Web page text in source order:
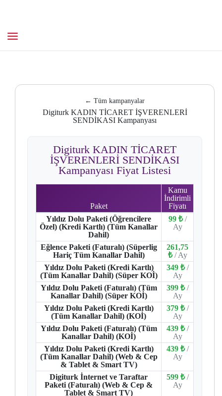
← Tüm kampanyalar
Digiturk KADIN TİCARET İŞVERENLERİ
SENDİKASI Kampanyası
Digiturk KADIN TİCARET
İŞVERENLERİ SENDİKASI
Kampanyası Fiyat Listesi
Paket
Kamu
İndirimli
Fiyatı
Yıldız Dolu Paketi (Öğrencilere
Özel) (Kredi Kartlı) (Tüm Kanallar
Dahil)
99 ₺ /
Ay
Eğlence Paketi (Faturalı) (Süperlig
Hariç Tüm Kanallar Dahil)
261,75
₺ / Ay
Yıldız Dolu Paketi (Kredi Kartlı)
(Tüm Kanallar Dahil) (Süper KOİ)
349 ₺ /
Ay
Yıldız Dolu Paketi (Faturalı) (Tüm
Kanallar Dahil) (Süper KOİ)
399 ₺ /
Ay
Yıldız Dolu Paketi (Kredi Kartlı)
(Tüm Kanallar Dahil) (KOİ)
379 ₺ /
Ay
Yıldız Dolu Paketi (Faturalı) (Tüm
Kanallar Dahil) (KOİ)
439 ₺ /
Ay
Yıldız Dolu Paketi (Kredi Kartlı)
(Tüm Kanallar Dahil) (Web & Cep
& Tablet & Smart TV)
439 ₺ /
Ay
Digiturk İnternet ve Taraftar
Paketi (Faturalı) (Web & Cep &
Tablet & Smart TV)
599 ₺ /
Ay